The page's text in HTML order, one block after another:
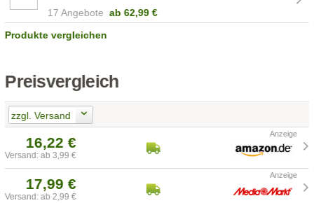
17 Angebote ab 62,99 €
Produkte vergleichen
Preisvergleich
zzgl. Versand
16,22 €
Versand: ab 3,99 €
17,99 €
Versand: ab 2,99 €